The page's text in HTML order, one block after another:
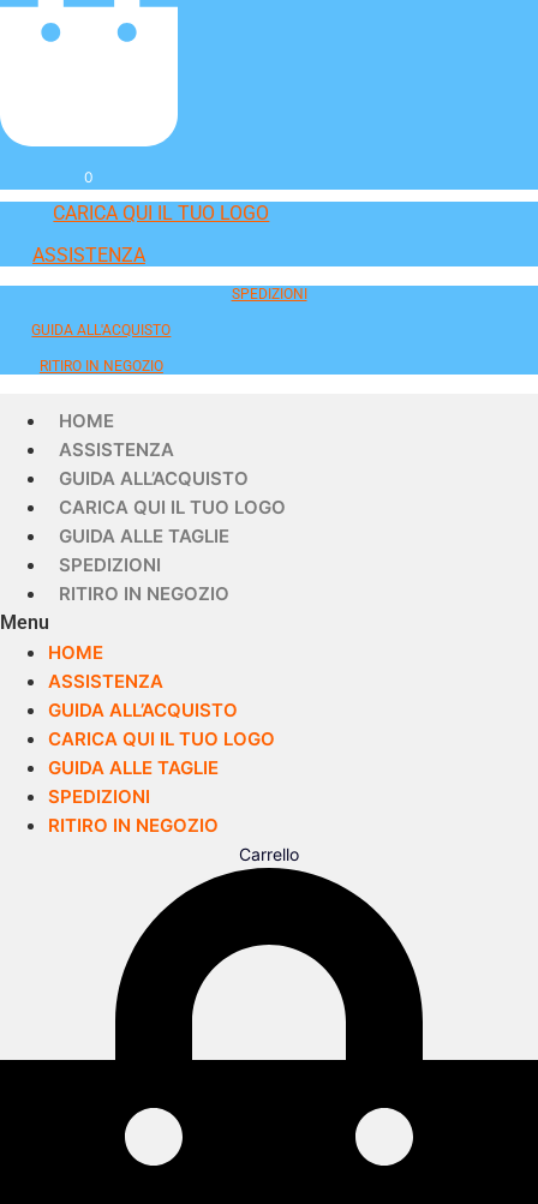
0
CARICA QUI IL TUO LOGO
ASSISTENZA
SPEDIZIONI
GUIDA ALL'ACQUISTO
RITIRO IN NEGOZIO
HOME
ASSISTENZA
GUIDA ALL’ACQUISTO
CARICA QUI IL TUO LOGO
GUIDA ALLE TAGLIE
SPEDIZIONI
RITIRO IN NEGOZIO
Menu
HOME
ASSISTENZA
GUIDA ALL’ACQUISTO
CARICA QUI IL TUO LOGO
GUIDA ALLE TAGLIE
SPEDIZIONI
RITIRO IN NEGOZIO
Carrello